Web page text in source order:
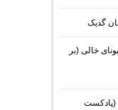
گدیک
خالی (بر
دانلود ریمیکس AM Beat 16 از دیجی AMB (پادکست